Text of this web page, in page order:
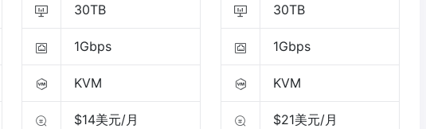
30TB
1Gbps
KVM
$14美元/月
30TB
1Gbps
KVM
$21美元/月